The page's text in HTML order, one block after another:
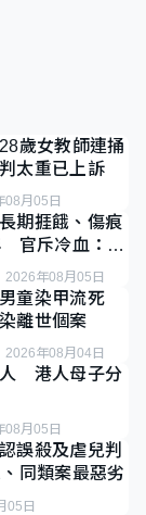
歲女教師連捅
太重已上訴
08月05日
期捱餓、傷痕
官斥冷血：同
2026年08月05日
童染甲流死
離世個案
2026年08月04日
人 港人母子分
08月05日
誤殺及虐兒判
同類案最惡劣
05日